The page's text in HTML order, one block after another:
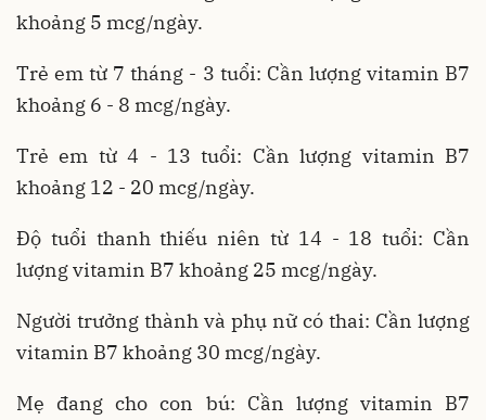
khoảng 5 mcg/ngày.
Trẻ em từ 7 tháng - 3 tuổi: Cần lượng vitamin B7
khoảng 6 - 8 mcg/ngày.
Trẻ em từ 4 - 13 tuổi: Cần lượng vitamin B7
khoảng 12 - 20 mcg/ngày.
Độ tuổi thanh thiếu niên từ 14 - 18 tuổi: Cần
lượng vitamin B7 khoảng 25 mcg/ngày.
Người trưởng thành và phụ nữ có thai: Cần lượng
vitamin B7 khoảng 30 mcg/ngày.
Mẹ đang cho con bú: Cần lượng vitamin B7